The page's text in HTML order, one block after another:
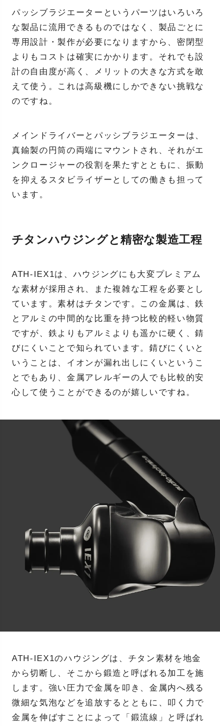
パッシブラジエーターというパーツはいろいろ
な製品に流用できるものではなく、製品ごとに
専用設計・製作が必要になりますから、密閉型
よりもコストは確実にかかります。それでも設
計の自由度が高く、メリットの大きな方式を敢
えて使う。これは高級機にしかできない挑戦な
のですね。
メインドライバーとパッシブラジエーターは、
真鍮製の円筒の両端にマウントされ、それがエ
ンクロージャーの役割を果たすとともに、振動
を抑えるスタビライザーとしての働きも担って
います。
チタンハウジングと精密な製造工程
ATH-IEX1は、ハウジングにも大変プレミアム
な素材が採用され、また複雑な工程を必要とし
ています。素材はチタンです。この金属は、鉄
とアルミの中間的な比重を持つ比較的軽い物質
ですが、鉄よりもアルミよりも遥かに硬く、錆
びにくいことで知られています。錆びにくいと
いうことは、イオンが漏れ出しにくいというこ
とでもあり、金属アレルギーの人でも比較的安
心して使うことができるのが嬉しいですね。
ATH-IEX1のハウジングは、チタン素材を地金
から切断し、そこから鍛造と呼ばれる加工を施
します。強い圧力で金属を叩き、金属内へ残る
微細な気泡などを追放するとともに、叩く力で
金属を伸ばすことによって「鍛流線」と呼ばれ